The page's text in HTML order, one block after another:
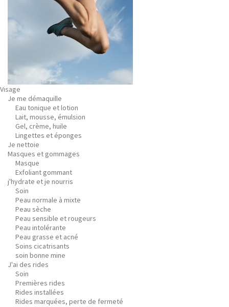
Visage
Je me démaquille
Eau tonique et lotion
Lait, mousse, émulsion
Gel, crème, huile
Lingettes et éponges
Je nettoie
Masques et gommages
Masque
Exfoliant gommant
j'hydrate et je nourris
Soin
Peau normale à mixte
Peau sèche
Peau sensible et rougeurs
Peau intolérante
Peau grasse et acné
Soins cicatrisants
soin bonne mine
J'ai des rides
Soin
Premières rides
Rides installées
Rides marquées, perte de fermeté